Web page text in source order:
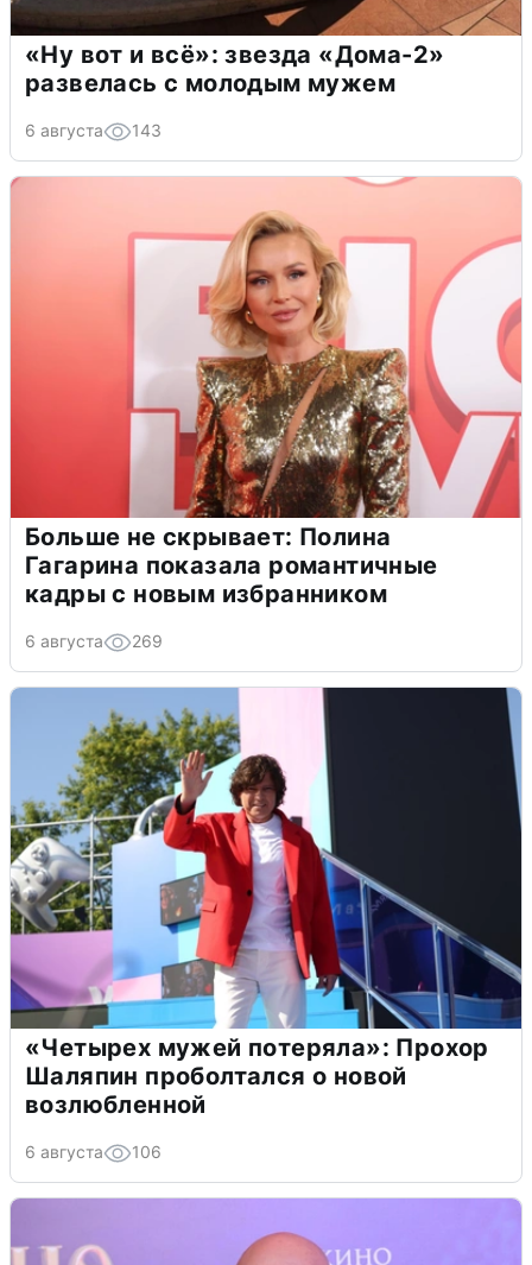
«Ну вот и всё»: звезда «Дома-2»
развелась с молодым мужем
6 августа 143
Больше не скрывает: Полина
Гагарина показала романтичные
кадры с новым избранником
6 августа 269
«Четырех мужей потеряла»: Прохор
Шаляпин проболтался о новой
возлюбленной
6 августа 106